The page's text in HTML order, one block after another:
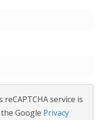
service is
Google Privacy